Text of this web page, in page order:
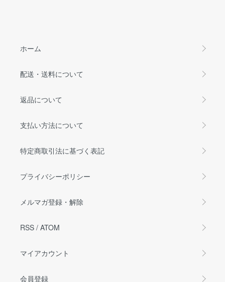
ホーム
配送・送料について
返品について
支払い方法について
特定商取引法に基づく表記
プライバシーポリシー
メルマガ登録・解除
RSS / ATOM
マイアカウント
会員登録